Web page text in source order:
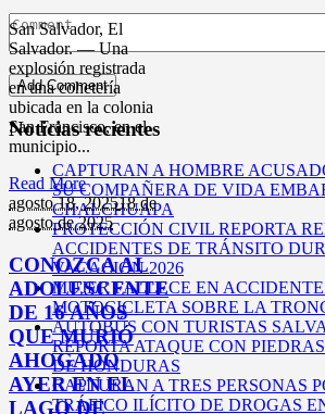
San Salvador, El
Salvador. — Una
explosión registrada
en una cohetería
ubicada en la colonia
San Francisco, en el
municipio...
Read More
agosto 18,202518 de
agosto de 2025
CONOZCA AL
ADOLESCENTE
DE 16 AÑOS
QUE MURIÓ
AHOGADO
AYER EN EL
LAGO DE
Noticias recientes
CAPTURAN A HOMBRE
SU COMPAÑERA DE VIDA
CHALCHUAPA
PROTECCIÓN CIVIL REPORTA
ACCIDENTES DE TRÁNSITO
VACACIÓN 2026
MUJER FALLECE EN
MOTOCICLETA SOBRE LA
AUTOBÚS CON TURISTAS
REPORTA ATAQUE CON
DE HONDURAS
CAPTURAN A TRES PERSONAS
TRÁFICO ILÍCITO DE DROGAS